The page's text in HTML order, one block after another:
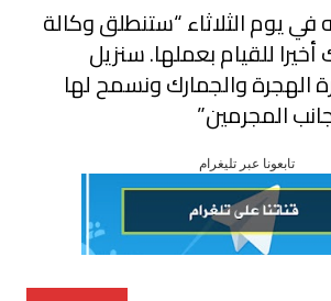
يوم الثلاثاء “ستنطلق وكالة
للقيام بعملها. سنزيل
الهجرة والجمارك ونسمح لها
المجرمين”
تابعونا عبر تليغرام